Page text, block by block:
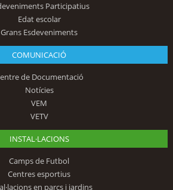
Participatius
Edat escolar
Grans Esdeveniments
COMUNICACIÓ
de Documentació
Notícies
VEM
VETV
INSTAL·LACIONS
Camps de Futbol
Centres esportius
en parcs i jardins